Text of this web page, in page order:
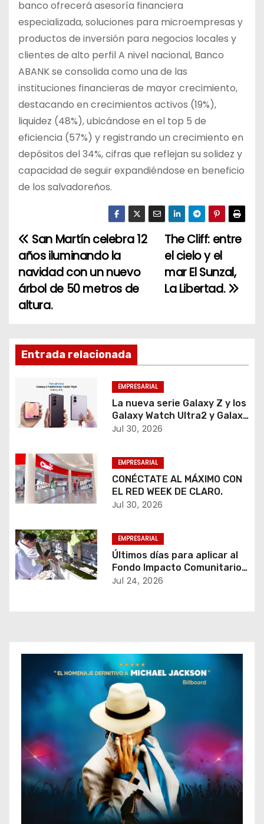
banco ofrecerá asesoría financiera
especializada, soluciones para microempresas y
productos de inversión para negocios locales y
clientes de alto perfil A nivel nacional, Banco
ABANK se consolida como una de las
instituciones financieras de mayor crecimiento,
destacando en crecimientos activos (19%),
liquidez (48%), ubicándose en el top 5 de
eficiencia (57%) y registrando un crecimiento en
depósitos del 34%, cifras que reflejan su solidez y
capacidad de seguir expandiéndose en beneficio
de los salvadoreños.
N
a
v
g
a
i
n
d
e
n
a
The Cliff: entre
el cielo y el
mar El Sunzal,
La Libertad.
San Martín celebra 12
años iluminando la
navidad con un nuevo
árbol de 50 metros de
altura.
Entrada relacionada
EMPRESARIAL
La nueva serie Galaxy Z y los
Galaxy Watch Ultra2 y Galaxy
Watch9 inauguran una
para trabajar, crear, cuidar la
salud y disfrutar el día a día.
Jul 30, 2026
EMPRESARIAL
CONÉCTATE AL MÁXIMO CON
EL RED WEEK DE CLARO.
Jul 30, 2026
EMPRESARIAL
Últimos días para aplicar al
Fondo Impacto Comunitario
de TELUS Digital El Salvador.
Jul 24, 2026